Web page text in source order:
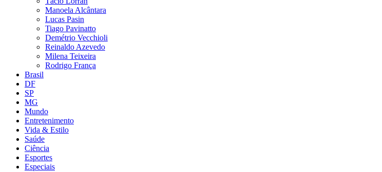
Manoela Alcântara
Lucas Pasin
Tiago Pavinatto
Demétrio Vecchioli
Reinaldo Azevedo
Milena Teixeira
Rodrigo França
Brasil
DF
SP
MG
Mundo
Entretenimento
Vida & Estilo
Saúde
Ciência
Esportes
Especiais